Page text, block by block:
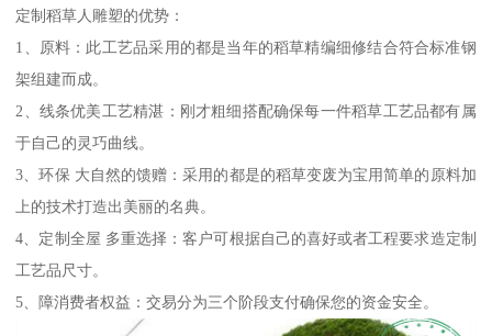
定制稻草人雕塑的优势：
1、原料：此工艺品采用的都是当年的稻草精编细修结合符合标准钢
架组建而成。
2、线条优美工艺精湛：刚才粗细搭配确保每一件稻草工艺品都有属
于自己的灵巧曲线。
3、环保 大自然的馈赠：采用的都是的稻草变废为宝用简单的原料加
上的技术打造出美丽的名典。
4、定制全屋 多重选择：客户可根据自己的喜好或者工程要求造定制
工艺品尺寸。
5、障消费者权益：交易分为三个阶段支付确保您的资金安全。